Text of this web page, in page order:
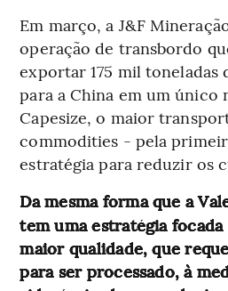
Em março, a J&F
operação de transbordo
exportar 175 mil
para a China em um único
Capesize, o maior
commodities - pela
estratégia para reduzir os
Da mesma forma que a
tem uma estratégia
maior qualidade, que
para ser processado, à